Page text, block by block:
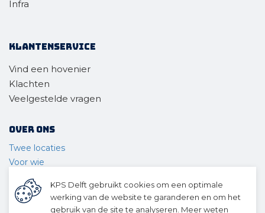
Infra
Klantenservice
Vind een hovenier
Klachten
Veelgestelde vragen
Over ons
Twee locaties
Voor wie
Ons team
Geschiedenis
KPS Delft gebruikt cookies om een optimale
werking van de website te garanderen en om het
gebruik van de site te analyseren. Meer weten